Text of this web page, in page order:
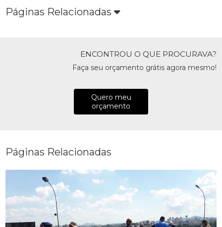
Páginas Relacionadas
ENCONTROU O QUE PROCURAVA?
Faça seu orçamento grátis agora mesmo!
Quero meu
orçamento
Páginas Relacionadas